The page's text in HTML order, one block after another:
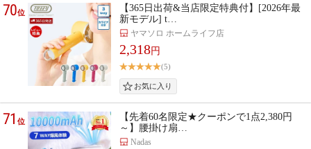
70位
【365日出荷&当店限定特典付】[2026年最
新モデル] t…
ヤマソロ ホームライフ店
2,318円
(5)
71位
【先着60名限定★クーポンで1点2,380円
～】腰掛け扇…
Nadas